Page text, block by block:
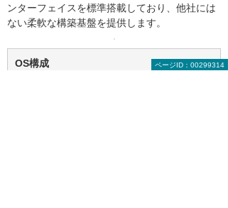
ンターフェイスを標準搭載しており、他社には
ない柔軟な構築基盤を提供します。
OS構成 ページID：00299314